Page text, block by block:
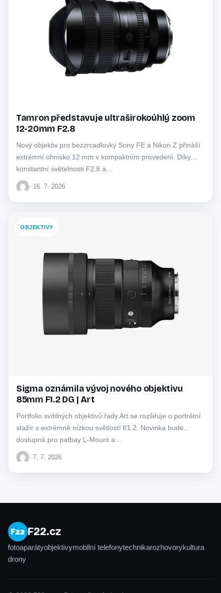
Tamron představuje ultraširokoúhlý zoom
12-20mm F2.8
Nový objektiv pro bezzrcadlovky Sony FE a Nikon Z přináší
extrémní ohnisko 12 mm v kompaktním provedení. Díky
konstantní světelnosti F2.8 a…
· 16. 7. 2026
OBJEKTIVY
Sigma oznámila vývoj nového objektivu
85mm F1.2 DG | Art
Portfolio svítilných objektivů řady Art se rozšiřuje o portrétní
stažír s extrémně nízkou světlostí f/1.2. Novinka bude
dostupná pro patbay L-Mount a…
· 7. 7. 2026
F22.cz
fotoaparátyobjektivymobilní telefonytechnikarozhovorykultura
drony